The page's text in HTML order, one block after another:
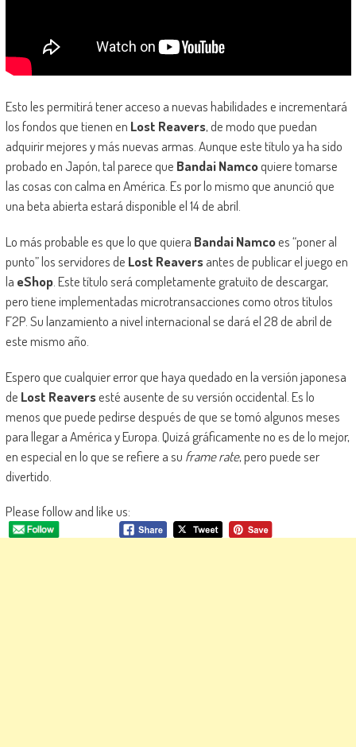
Esto les permitirá tener acceso a nuevas habilidades e incrementará
los fondos que tienen en Lost Reavers, de modo que puedan
adquirir mejores y más nuevas armas. Aunque este título ya ha sido
probado en Japón, tal parece que Bandai Namcoquiere tomarse
las cosas con calma en América. Es por lo mismo que anunció que
una beta abierta estará disponible el 14 de abril.
Lo más probable es que lo que quiera Bandai Namcoes “poner al
punto” los servidores de Lost Reaversantes de publicar el juego en
la eShop. Este título será completamente gratuito de descargar,
pero tiene implementadas microtransacciones como otros títulos
F2P. Su lanzamiento a nivel internacional se dará el 28 de abril de
este mismo año.
Espero que cualquier error que haya quedado en la versión japonesa
de Lost Reaversesté ausente de su versión occidental. Es lo
menos que puede pedirse después de que se tomó algunos meses
para llegar a América y Europa. Quizá gráficamente no es de lo mejor,
en especial en lo que se refiere a su frame rate, pero puede ser
divertido.
Please follow and like us: